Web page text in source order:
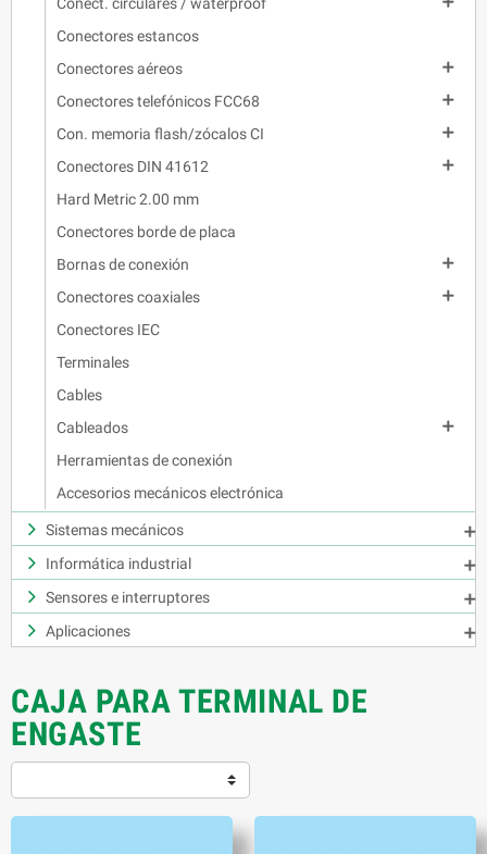
Conect. circulares / waterproof
Conectores estancos
Conectores aéreos

Conectores telefónicos FCC68

Con. memoria flash/zócalos CI

Conectores DIN 41612

Hard Metric 2.00 mm
Conectores borde de placa
Bornas de conexión

Conectores coaxiales

Conectores IEC
Terminales
Cables
Cableados

Herramientas de conexión
Accesorios mecánicos electrónica
Sistemas mecánicos

Informática industrial

Sensores e interruptores

Aplicaciones

CAJA PARA TERMINAL DE
ENGASTE